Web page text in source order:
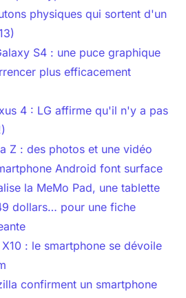
physiques qui sortent d'un
S4 : une puce graphique
plus efficacement
4 : LG affirme qu'il n'y a pas
Z : des photos et une vidéo
Android font surface
la MeMo Pad, une tablette
dollars… pour une fiche
: le smartphone se dévoile
confirment un smartphone